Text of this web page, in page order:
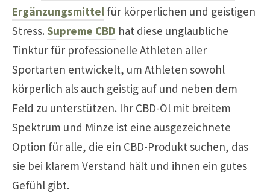
Ergänzungsmittel für körperlichen und geistigen
Stress. Supreme CBD hat diese unglaubliche
Tinktur für professionelle Athleten aller
Sportarten entwickelt, um Athleten sowohl
körperlich als auch geistig auf und neben dem
Feld zu unterstützen. Ihr CBD-Öl mit breitem
Spektrum und Minze ist eine ausgezeichnete
Option für alle, die ein CBD-Produkt suchen, das
sie bei klarem Verstand hält und ihnen ein gutes
Gefühl gibt.